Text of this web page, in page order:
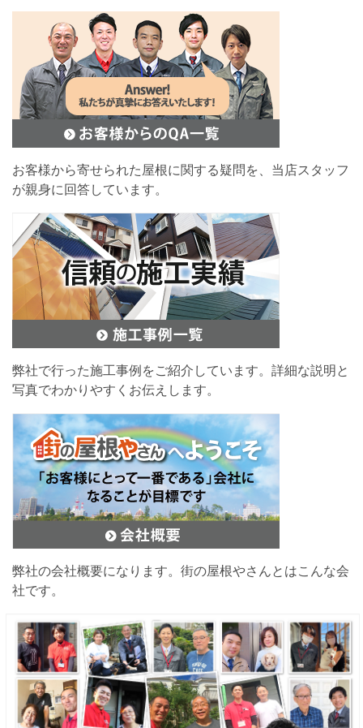
お客様から寄せられた屋根に関する疑問を、当店スタッフ
が親身に回答しています。
弊社で行った施工事例をご紹介しています。詳細な説明と
写真でわかりやすくお伝えします。
弊社の会社概要になります。街の屋根やさんとはこんな会
社です。